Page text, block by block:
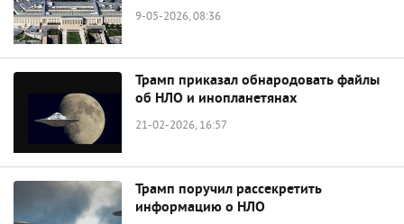
9-05-2026, 08:36
Трамп приказал обнародовать файлы
об НЛО и инопланетянах
21-02-2026, 16:57
Трамп поручил рассекретить
информацию о НЛО